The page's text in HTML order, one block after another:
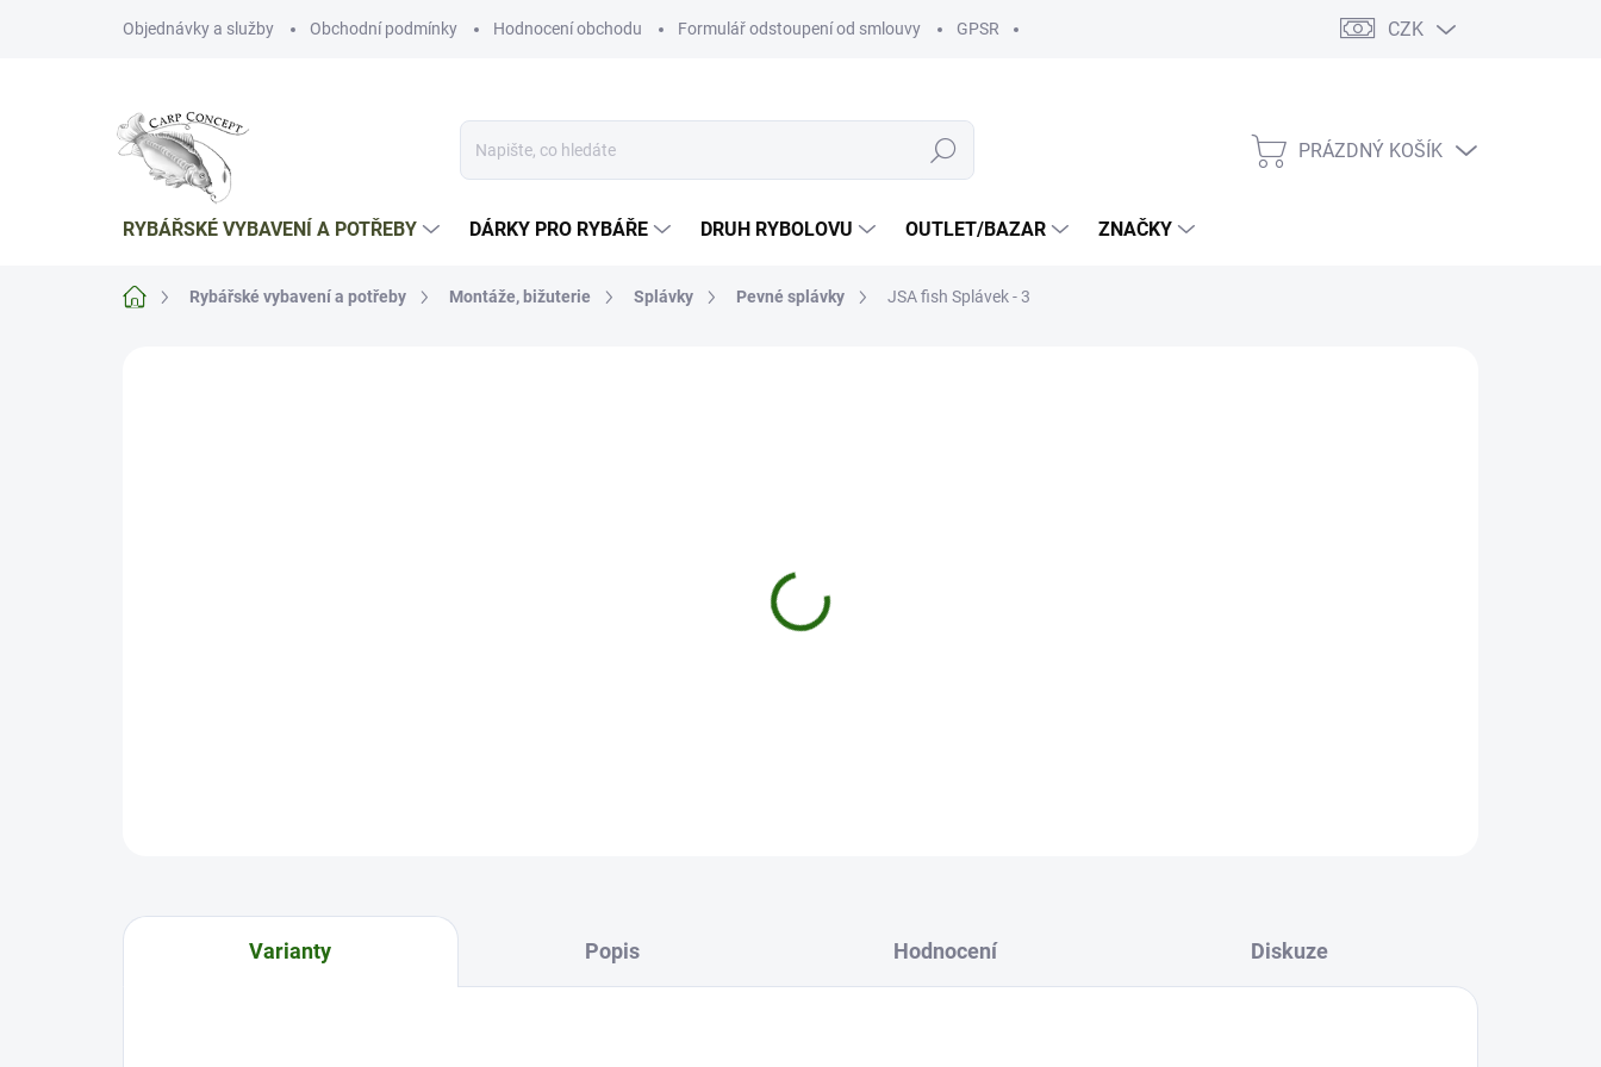
Objednávky a služby Obchodní podmínky Hodnocení obchodu Formulář odstoupení od smlouvy GPSR CZK
Hledat
NÁKUPNÍ
PRÁZDNÝ KOŠÍK
RYBÁŘSKÉ VYBAVENÍ A POTŘEBY DÁRKY PRO RYBÁŘE DRUH RYBOLOVU OUTLET/BAZAR ZNAČKY
Domů Rybářské vybavení a potřeby Montáže, bižuterie Splávky Pevné splávky JSA fish Splávek - 3
DETAILNÍ INFORMACE
Varianty Popis Hodnocení Diskuze